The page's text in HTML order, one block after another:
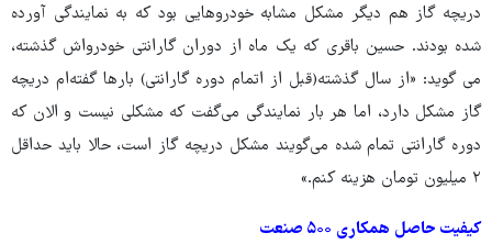
دریچه گاز هم دیگر مشکل مشابه خودروهایی بود که به نمایندگی آورده
شده بودند. حسین باقری که یک ماه از دوران گارانتی خودرواش گذشته،
می گوید: «از سال گذشته(قبل از اتمام دوره گارانتی) بارها گفته‌ام دریچه
گاز مشکل دارد، اما هر بار نمایندگی می‌گفت که مشکلی نیست و الان که
دوره گارانتی تمام شده می‌گویند مشکل دریچه گاز است، حالا باید حداقل
۲ میلیون تومان هزینه کنم.»
کیفیت حاصل همکاری ۵۰۰ صنعت